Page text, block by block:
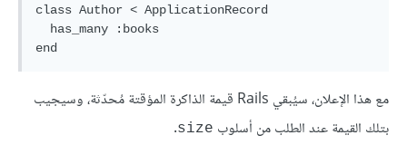
class Author < ApplicationRecord
مع هذا الإعلان، سيُبقي Rails قيمة الذاكرة المؤقتة مُحدّثة، وسيجيب
بتلك القيمة عند الطلب من أسلوب size
.